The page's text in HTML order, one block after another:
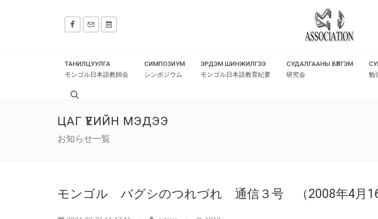
ТАНИЛЦУУЛГА
モンゴル日本語教師会
СИМПОЗИУМ
シンポジウム
ЭРДЭМ ШИНЖИЛГЭЭ
モンゴル日本語教育紀要
СУДАЛГААНЫ БҮЛГЭМ
研究会
勉
ЦАГ ҮЕИЙН МЭДЭЭ
お知らせ一覧
モンゴル バグシのつれづれ 通信３号 （2008年4月16